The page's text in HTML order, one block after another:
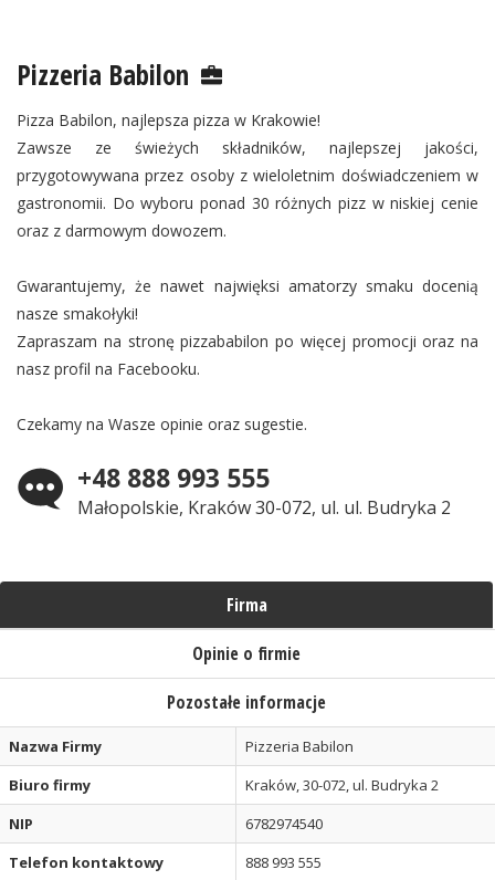
Pizzeria Babilon
Pizza Babilon, najlepsza pizza w Krakowie!
Zawsze ze świeżych składników, najlepszej jakości,
przygotowywana przez osoby z wieloletnim doświadczeniem w
gastronomii. Do wyboru ponad 30 różnych pizz w niskiej cenie
oraz z darmowym dowozem.
Gwarantujemy, że nawet najwięksi amatorzy smaku docenią
nasze smakołyki!
Zapraszam na stronę pizzababilon po więcej promocji oraz na
nasz profil na Facebooku.
Czekamy na Wasze opinie oraz sugestie.
+48 888 993 555
Małopolskie, Kraków 30-072, ul. ul. Budryka 2
Firma
Opinie o firmie
Pozostałe informacje
Nazwa Firmy
Pizzeria Babilon
Biuro firmy
Kraków, 30-072, ul. Budryka 2
NIP
6782974540
Telefon kontaktowy
888 993 555